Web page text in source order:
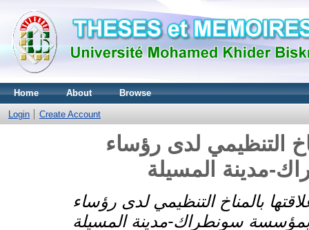
Home About Browse
Login Create Account
التنظيمي لدى رؤساء
بالمناخ التنظيمي لدى رؤساء